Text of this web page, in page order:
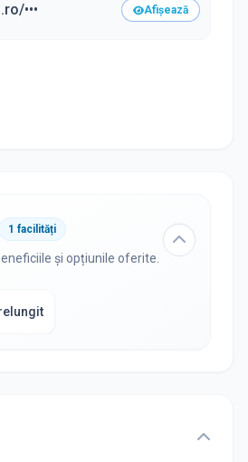
••• Afișează
1 facilități
și opțiunile oferite.